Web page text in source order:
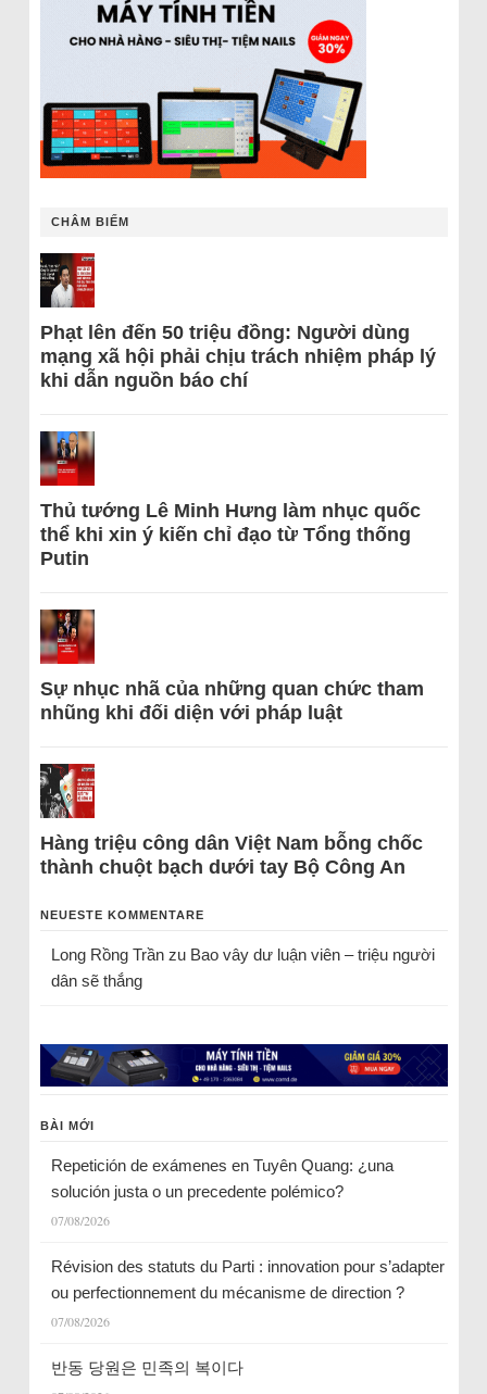
CHÂM BIẾM
Phạt lên đến 50 triệu đồng: Người dùng
mạng xã hội phải chịu trách nhiệm pháp lý
khi dẫn nguồn báo chí
Thủ tướng Lê Minh Hưng làm nhục quốc
thể khi xin ý kiến chỉ đạo từ Tổng thống
Putin
Sự nhục nhã của những quan chức tham
nhũng khi đối diện với pháp luật
Hàng triệu công dân Việt Nam bỗng chốc
thành chuột bạch dưới tay Bộ Công An
NEUESTE KOMMENTARE
Long Rồng Trầnzu Bao vây dư luận viên – triệu người
dân sẽ thắng
BÀI MỚI
Repetición de exámenes en Tuyên Quang: ¿una
solución justa o un precedente polémico?
07/08/2026
Révision des statuts du Parti : innovation pour s’adapter
ou perfectionnement du mécanisme de direction ?
07/08/2026
반동 당원은 민족의 복이다